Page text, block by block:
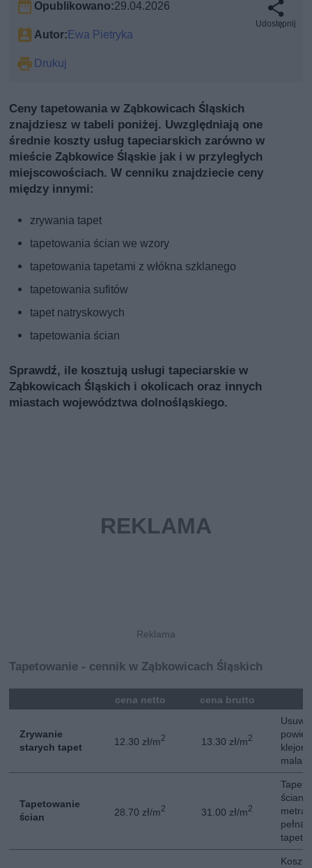
Opublikowano:29.04.2026
Autor: Ewa Pietryka
Drukuj
Udostępnij
Ceny tapetowania w Ząbkowicach Śląskich
znajdziesz w tabeli poniżej. Uwzględniają one
średnie koszty usług tapeciarskich zarówno w
mieście Ząbkowice Śląskie jak i w przyległych
miejscowościach. W cenniku znajdziecie ceny
między innymi:
zrywania tapet
tapetowania ścian we wzory
tapetowania tapetami z włókna szklanego
tapetowania sufitów
tapet natryskowych
tapetowania ścian
Sprawdź, ile kosztują usługi tapeciarskie w
Ząbkowicach Śląskich i okolicach oraz innych
miastach województwa dolnośląskiego.
Tapetowanie - cennik w Ząbkowicach Śląskich
cena netto cena brutto
Zrywanie
starych tapet
12.30 zł/m2 13.30 zł/m2
Tapetowanie
ścian
28.70 zł/m2 31.00 zł/m2
metra.
pełną
tapet
Koszt